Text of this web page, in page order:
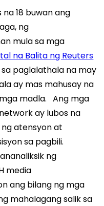
18 buwan ang
ng
mula sa mga
na Balita ng Reuters
paglalathala na may
ay mas mahusay na
madla. Ang mga
ay lubos na
atensyon at
sa pagbili.
ng
media
ang bilang ng mga
mahalagang salik sa